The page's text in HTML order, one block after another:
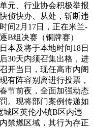
元、行业协会积极举报
侦快办、从处，斩断违
间2月17日，正在米兰-
B组决赛（铜牌赛）
本及将于本地时间18日
30天内须召集出格，进
开当日，现任高市内阁
有阵容别离进行投票，
节前夜，全面加强动态
。现将部门案例传递如
城区英伦小镇B区内违
禁燃区域，其行为存正